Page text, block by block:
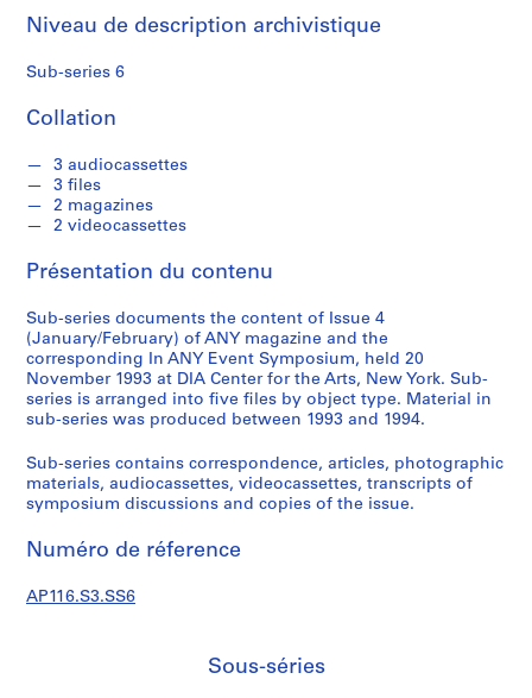
n
S
r
e
(
s
:
d
m
i
n
i
t
r
t
o
Niveau de description archivistique
Sub-series 6
Collation
3 audiocassettes
3 files
2 magazines
2 videocassettes
Présentation du contenu
Sub-series documents the content of Issue 4
(January/February) of ANY magazine and the
corresponding In ANY Event Symposium, held 20
November 1993 at DIA Center for the Arts, New York. Sub-
series is arranged into five files by object type. Material in
sub-series was produced between 1993 and 1994.
Sub-series contains correspondence, articles, photographic
materials, audiocassettes, videocassettes, transcripts of
symposium discussions and copies of the issue.
Numéro de réference
AP116.S3.SS6
Sous-séries